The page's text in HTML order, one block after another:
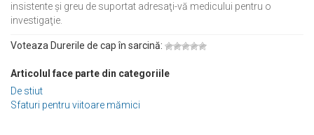
insistente şi greu de suportat adresaţi-vă medicului pentru o
investigaţie.
Voteaza Durerile de cap în sarcină:
Articolul face parte din categoriile
De stiut
Sfaturi pentru viitoare mămici